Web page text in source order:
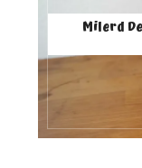
Milerd